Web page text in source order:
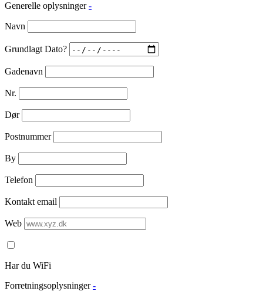
Generelle oplysninger -
Navn
Grundlagt Dato?
Gadenavn
Nr.
Dør
Postnummer
By
Telefon
Kontakt email
Web
Har du WiFi
Forretningsoplysninger -